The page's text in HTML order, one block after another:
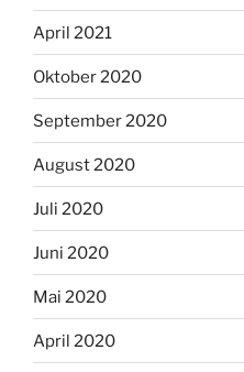
April 2021
Oktober 2020
September 2020
August 2020
Juli 2020
Juni 2020
Mai 2020
April 2020